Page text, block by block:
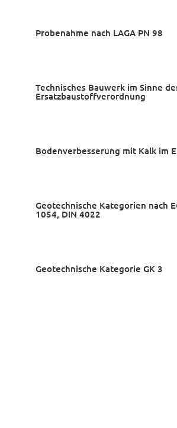
Probenahme nach LAGA PN 98
Technisches Bauwerk im Sinne
Ersatzbaustoffverordnung
Bodenverbesserung mit Kalk im
Geotechnische Kategorien nach
1054, DIN 4022
Geotechnische Kategorie GK 3